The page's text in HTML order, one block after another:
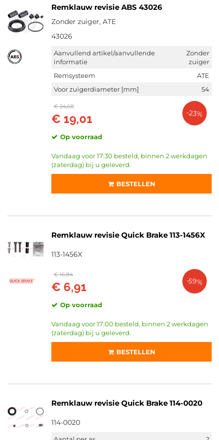
Remklauw revisie ABS 43026
Zonder zuiger, ATE
43026
Aanvullend artikel/aanvullende
informatie
Zonder
zuiger
Remsysteem
ATE
Voor zuigerdiameter [mm]
54
€ 24,68
€ 19,01 -23%
Op voorraad
Vandaag voor 17:30 besteld, binnen 2 werkdagen
(zaterdag) bij u geleverd.
BESTELLEN
Remklauw revisie Quick Brake 113-1456X
113-1456X
€ 16,84
€ 6,91 -59%
Op voorraad
Vandaag voor 17:00 besteld, binnen 2 werkdagen
(zaterdag) bij u geleverd.
BESTELLEN
Remklauw revisie Quick Brake 114-0020
114-0020